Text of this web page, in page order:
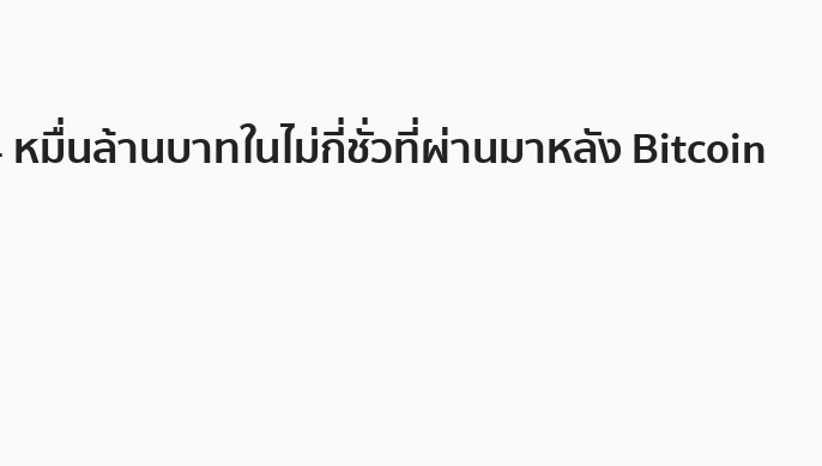
มื่นล้านบาทในไม่กี่ชั่วที่ผ่านมาหลัง Bitcoin